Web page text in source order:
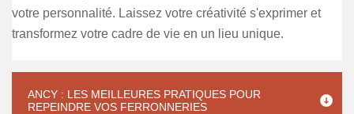
votre personnalité. Laissez votre créativité s'exprimer et
transformez votre cadre de vie en un lieu unique.
ANCY : LES MEILLEURES PRATIQUES POUR
REPEINDRE VOS FERRONNERIES